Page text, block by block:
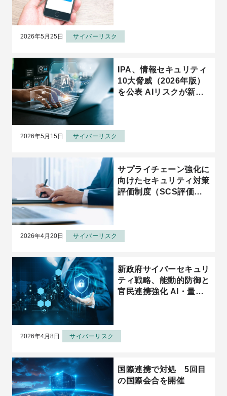
2026年5月25日 サイバーリスク
IPA、情報セキュリティ
10大脅威（2026年版）
を公表 AIリスクが新た
2026年5月15日 サイバーリスク
サプライチェーン強化に
向けたセキュリティ対策
評価制度（SCS評価制
2026年4月20日 サイバーリスク
新政府サイバーセキュリ
ティ戦略、能動的防御と
官民連携強化 AI・量子
2026年4月8日 サイバーリスク
国際連携で対処 5回目
の国際会合を開催